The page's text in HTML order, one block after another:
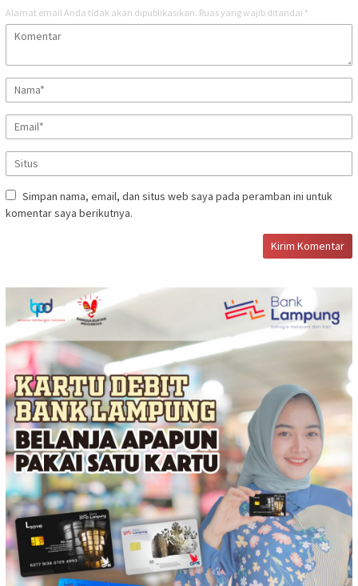
Alamat email Anda tidak akan dipublikasikan. Ruas yang wajib ditandai *
Simpan nama, email, dan situs web saya pada peramban ini untuk
komentar saya berikutnya.